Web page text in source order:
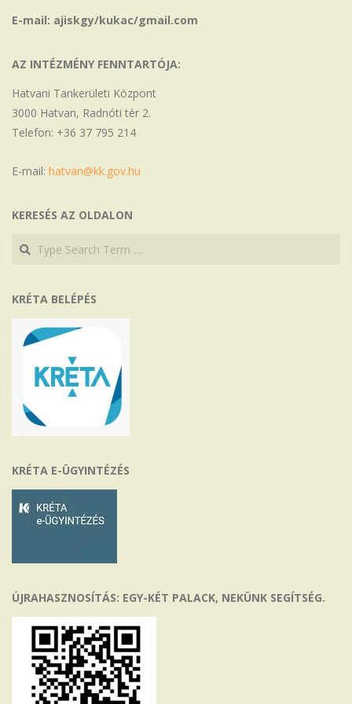
E-mail: ajiskgy/kukac/gmail.com
AZ INTÉZMÉNY FENNTARTÓJA:
Hatvani Tankerületi Központ
3000 Hatvan, Radnóti tér 2.
Telefon: +36 37 795 214
E-mail: hatvan@kk.gov.hu
KERESÉS AZ OLDALON
Search
Search
KRÉTA BELÉPÉS
KRÉTA E-ÜGYINTÉZÉS
ÚJRAHASZNOSÍTÁS: EGY-KÉT PALACK, NEKÜNK SEGÍTSÉG.